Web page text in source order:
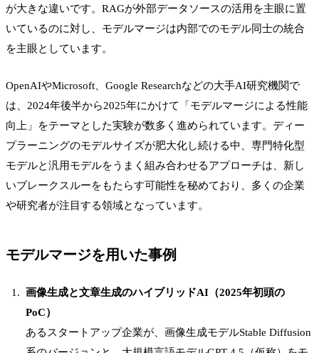
が大きな違いです。RAGが外部データソースの活用を主眼に置
いているのに対し、モデルマージは内部でのモデル同士の統合
を主眼としています。
OpenAIやMicrosoft、Google Researchなどの大手AI研究機関で
は、2024年後半から2025年にかけて「モデルマージによる性能
向上」をテーマとした実験が数多く進められています。ディー
プラーニングのモデルサイズが肥大化し続ける中、専門特化型
モデルと汎用モデルをうまく組み合わせるアプローチは、新し
いブレークスルーをもたらす可能性を秘めており、多くの企業
や研究者が注目する領域となっています。
モデルマージを用いた事例
画像生成と文章生成のハイブリッドAI（2025年初頭の
PoC）
あるスタートアップ企業が、画像生成モデルStable Diffusion